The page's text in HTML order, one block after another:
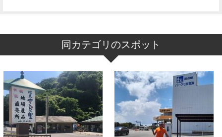
同カテゴリのスポット